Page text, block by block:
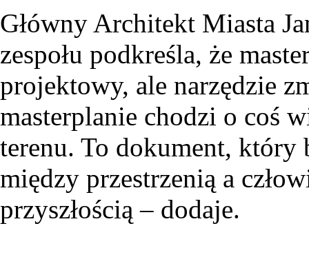
Główny Architekt Miasta
zespołu podkreśla, że
projektowy, ale narzędzie
masterplanie chodzi o coś
terenu. To dokument,
między przestrzenią a
przyszłością – dodaje.